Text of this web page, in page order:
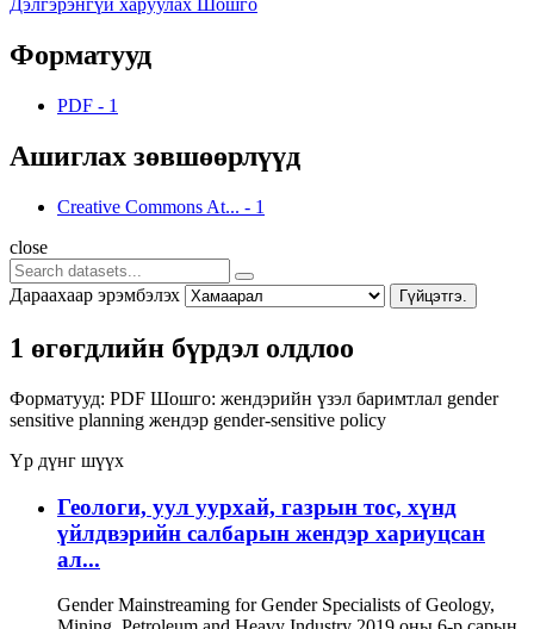
Дэлгэрэнгүй харуулах Шошго
Форматууд
PDF - 1
Ашиглах зөвшөөрлүүд
Creative Commons At... - 1
close
Дараахаар эрэмбэлэх Гүйцэтгэ.
1 өгөгдлийн бүрдэл олдлоо
Форматууд: PDF Шошго: жендэрийн үзэл баримтлал gender
sensitive planning жендэр gender-sensitive policy
Үр дүнг шүүх
Геологи, уул уурхай, газрын тос, хүнд
үйлдвэрийн салбарын жендэр хариуцсан
ал...
Gender Mainstreaming for Gender Specialists of Geology,